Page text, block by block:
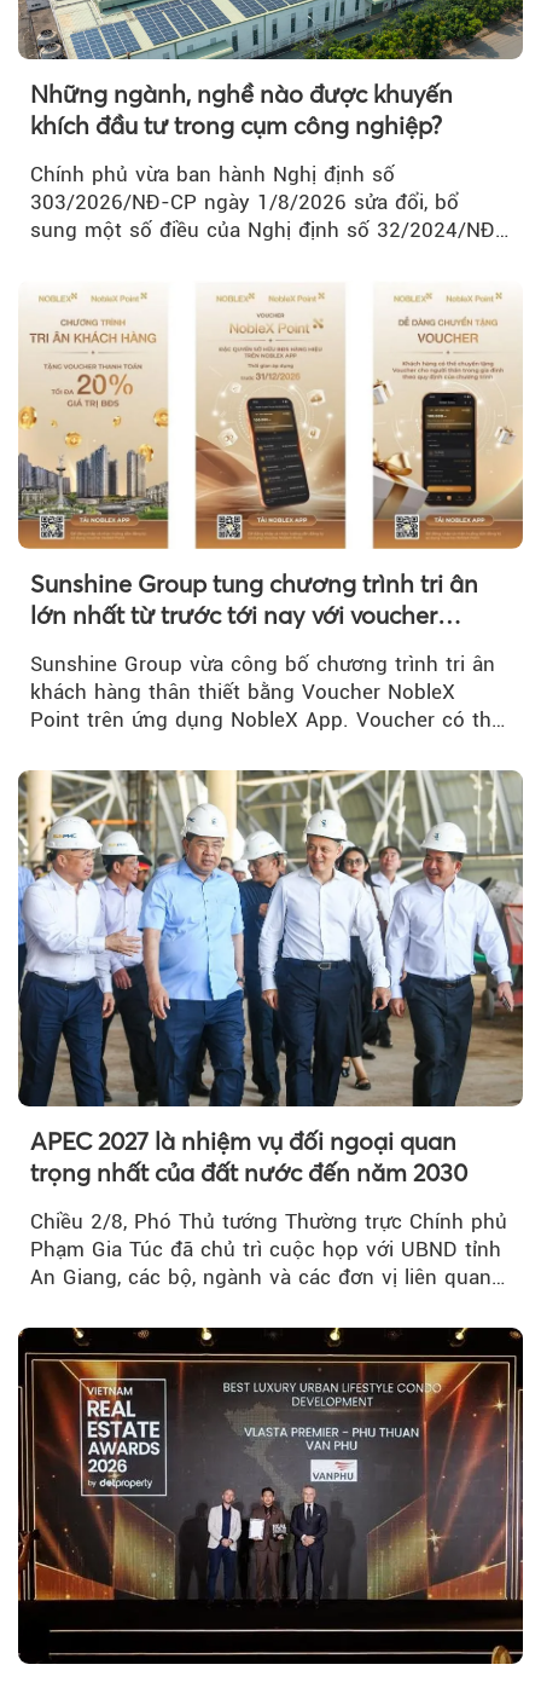
Những ngành, nghề nào được khuyến
khích đầu tư trong cụm công nghiệp?
Chính phủ vừa ban hành Nghị định số
303/2026/NĐ-CP ngày 1/8/2026 sửa đổi, bổ
sung một số điều của Nghị định số 32/2024/NĐ-
Sunshine Group tung chương trình tri ân
lớn nhất từ trước tới nay với voucher
Sunshine Group vừa công bố chương trình tri ân
khách hàng thân thiết bằng Voucher NobleX
Point trên ứng dụng NobleX App. Voucher có thể
APEC 2027 là nhiệm vụ đối ngoại quan
trọng nhất của đất nước đến năm 2030
Chiều 2/8, Phó Thủ tướng Thường trực Chính phủ
Phạm Gia Túc đã chủ trì cuộc họp với UBND tỉnh
An Giang, các bộ, ngành và các đơn vị liên quan